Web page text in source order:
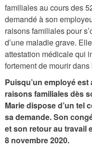
familiales au cours des
demandé à son
raisons familiales pour
d’une maladie grave.
attestation médicale qui
fortement de mourir
Puisqu’un employé
raisons familiales dès
Marie dispose d’un tel
sa demande. Son
et son retour au travail
8 novembre 2020.